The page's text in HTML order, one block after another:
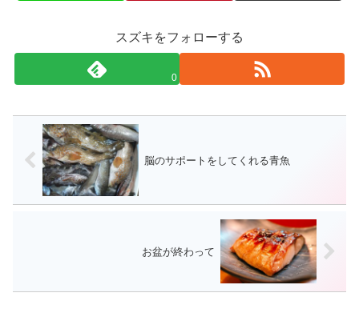
スズキをフォローする
0
脳のサポートをしてくれる青魚
お盆が終わって